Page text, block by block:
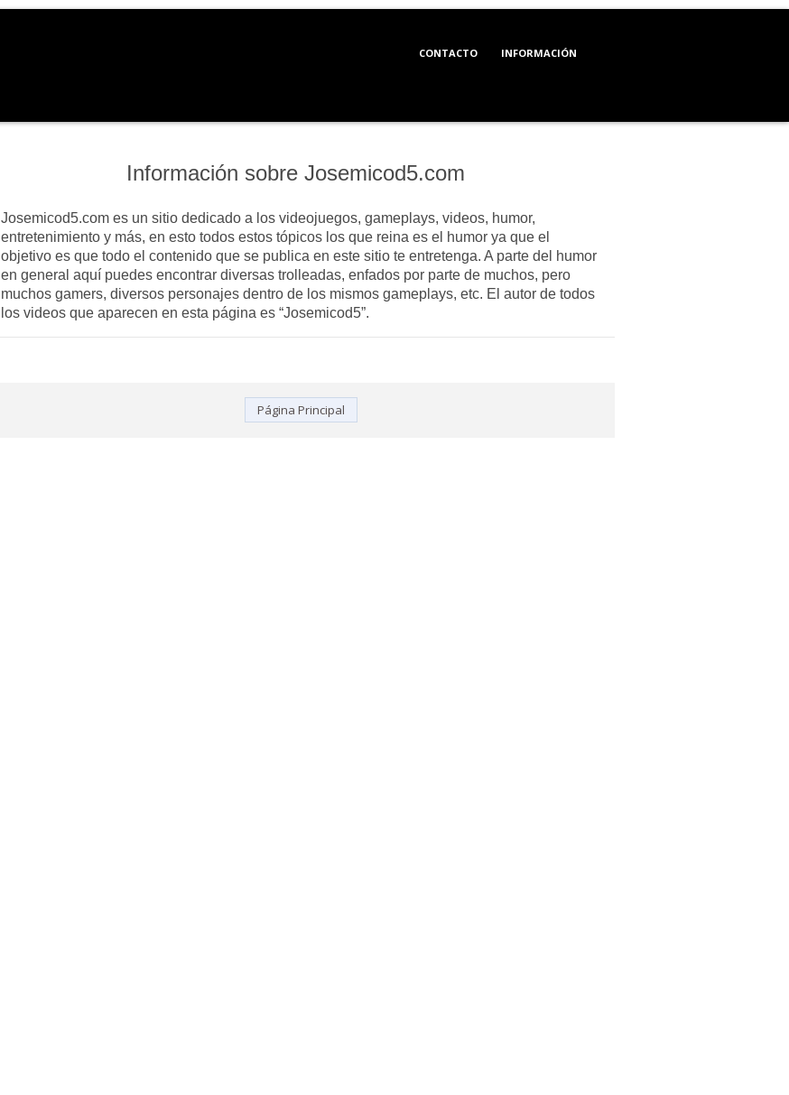
CONTACTO INFORMACIÓN
Información sobre Josemicod5.com
Josemicod5.com es un sitio dedicado a los videojuegos, gameplays, videos, humor,
entretenimiento y más, en esto todos estos tópicos los que reina es el humor ya que el
objetivo es que todo el contenido que se publica en este sitio te entretenga. A parte del humor
en general aquí puedes encontrar diversas trolleadas, enfados por parte de muchos, pero
muchos gamers, diversos personajes dentro de los mismos gameplays, etc. El autor de todos
los videos que aparecen en esta página es “Josemicod5”.
Página Principal